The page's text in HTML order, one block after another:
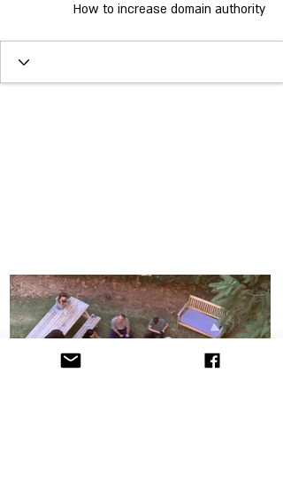
How to increase domain authority